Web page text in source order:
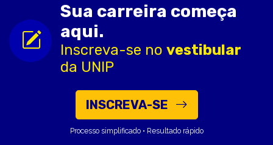
Sua carreira começa
aqui.
Inscreva-se no vestibular
da UNIP
INSCREVA-SE
Processo simplificado • Resultado rápido